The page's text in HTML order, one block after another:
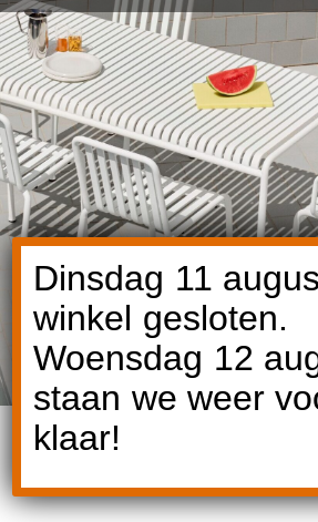
Dinsdag 11
winkel gesloten.
Woensdag 12
staan we weer
klaar!